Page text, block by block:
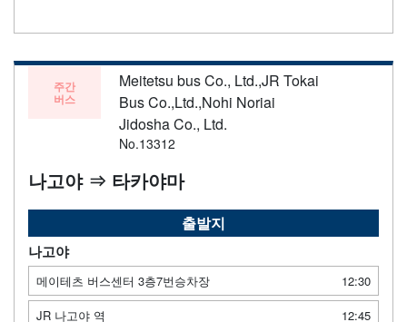
주간
버스
Meitetsu bus Co., Ltd.,JR Tokai
Bus Co.,Ltd.,Nohi Noriai
Jidosha Co., Ltd.
No.13312
나고야 ⇒ 타카야마
출발지
나고야
메이테츠 버스센터 3층7번승차장
12:30
JR 나고야 역
12:45